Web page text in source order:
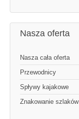
Nasza oferta
Nasza cała oferta
Przewodnicy
Spływy kajakowe
Znakowanie szlaków